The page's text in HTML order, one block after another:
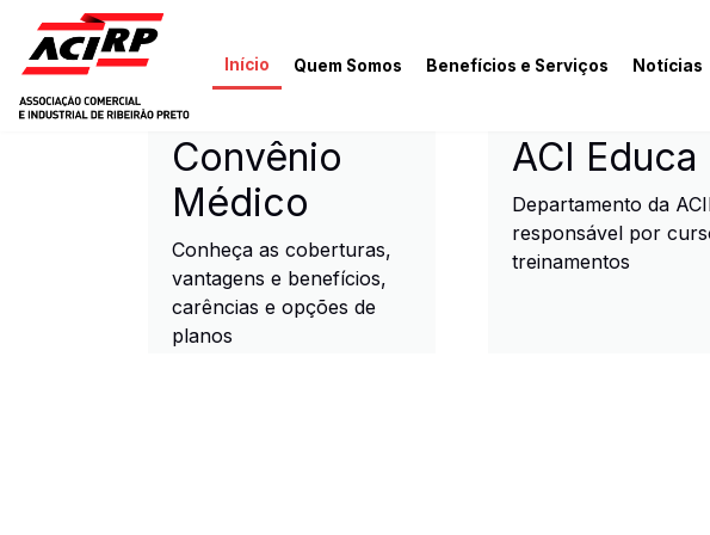
Pular para o conteúdo principal
Início Quem Somos Benefícios e Serviços Notícias
ACIRP - Associação
Convênio
Médico
Conheça as coberturas,
vantagens e benefícios,
carências e opções de
planos
ACI Educa
Departamento da
responsável por
treinamentos